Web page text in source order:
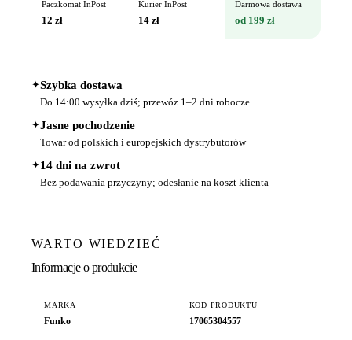
Paczkomat InPost
12 zł
Kurier InPost
14 zł
Darmowa dostawa
od 199 zł
✦Szybka dostawa
Do 14:00 wysyłka dziś; przewóz 1–2 dni robocze
✦Jasne pochodzenie
Towar od polskich i europejskich dystrybutorów
✦14 dni na zwrot
Bez podawania przyczyny; odesłanie na koszt klienta
WARTO WIEDZIEĆ
Informacje o produkcie
MARKA
Funko
KOD PRODUKTU
17065304557